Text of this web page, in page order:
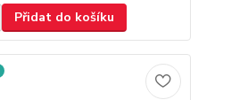
Přidat do košíku